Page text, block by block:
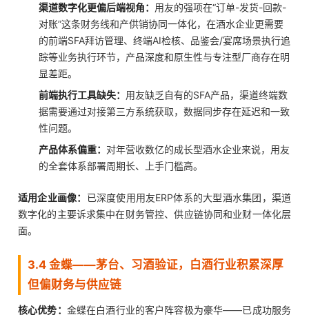
渠道数字化更偏后端视角： 用友的强项在“订单-发货-回款-
对账”这条财务线和产供销协同一体化，在酒水企业更需要
的前端SFA拜访管理、终端AI检核、品鉴会/宴席场景执行追
踪等业务执行环节，产品深度和原生性与专注型厂商存在明
显差距。
前端执行工具缺失： 用友缺乏自有的SFA产品，渠道终端数
据需要通过对接第三方系统获取，数据同步存在延迟和一致
性问题。
产品体系偏重： 对年营收数亿的成长型酒水企业来说，用友
的全套体系部署周期长、上手门槛高。
适用企业画像： 已深度使用用友ERP体系的大型酒水集团，渠道
数字化的主要诉求集中在财务管控、供应链协同和业财一体化层
面。
3.4 金蝶——茅台、习酒验证，白酒行业积累深厚
但偏财务与供应链
核心优势： 金蝶在白酒行业的客户阵容极为豪华——已成功服务